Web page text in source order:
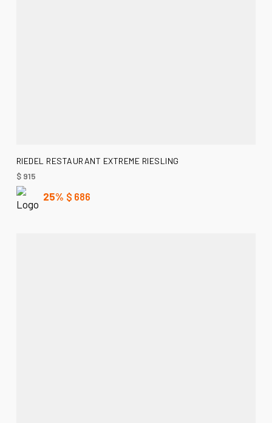
AÑADIR AL CARRITO
RIEDEL RESTAURANT EXTREME RIESLING
$915
25% $ 686